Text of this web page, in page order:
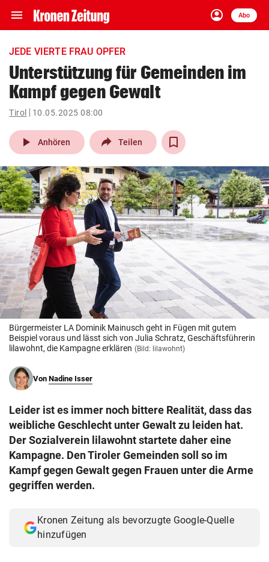
menu Navigation
ein-/ausklappen
account_circle
Anmelden
Abo
close Schließen
account_circle Anmelden
pin_drop
Wien arrow_right
bookmark
search
Suchbegriff
eingeben
© Krone Multimedia GmbH & Co KG 2026
Muthgasse 2, 1190 Wien
JEDE VIERTE FRAU OPFER
Unterstützung für Gemeinden im
Kampf gegen Gewalt
Tirol 10.05.2025 08:00
play_arrow Anhören Teilen
Bürgermeister LA Dominik Mainusch geht in Fügen mit gutem
Beispiel voraus und lässt sich von Julia Schratz, Geschäftsführerin
lilawohnt, die Kampagne erklären (Bild: lilawohnt)
Von Nadine Isser
Leider ist es immer noch bittere Realität, dass das
weibliche Geschlecht unter Gewalt zu leiden hat.
Der Sozialverein lilawohnt startete daher eine
Kampagne. Den Tiroler Gemeinden soll so im
Kampf gegen Gewalt gegen Frauen unter die Arme
gegriffen werden.
Kronen Zeitung als bevorzugte Google-Quelle
hinzufügen